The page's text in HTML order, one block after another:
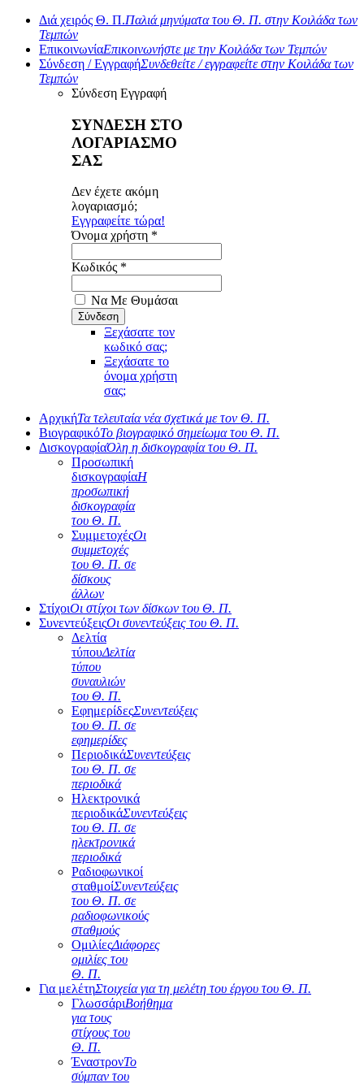
Διά χειρός Θ. Π.Παλιά μηνύματα του Θ. Π. στην Κοιλάδα των
Τεμπών
ΕπικοινωνίαΕπικοινωνήστε με την Κοιλάδα των Τεμπών
Σύνδεση / ΕγγραφήΣυνδεθείτε / εγγραφείτε στην Κοιλάδα των
Τεμπών
Σύνδεση Εγγραφή
ΣΥΝΔΕΣΗ ΣΤΟ
ΛΟΓΑΡΙΑΣΜΟ
ΣΑΣ
Δεν έχετε ακόμη
λογαριασμό;
Εγγραφείτε τώρα!
Όνομα χρήστη *
Κωδικός *
Να Με Θυμάσαι
Ξεχάσατε τον
κωδικό σας;
Ξεχάσατε το
όνομα χρήστη
σας;
ΑρχικήΤα τελευταία νέα σχετικά με τον Θ. Π.
ΒιογραφικόΤο βιογραφικό σημείωμα του Θ. Π.
ΔισκογραφίαΌλη η δισκογραφία του Θ. Π.
Προσωπική
δισκογραφίαΗ
προσωπική
δισκογραφία
του Θ. Π.
ΣυμμετοχέςΟι
συμμετοχές
του Θ. Π. σε
δίσκους
άλλων
ΣτίχοιΟι στίχοι των δίσκων του Θ. Π.
ΣυνεντεύξειςΟι συνεντεύξεις του Θ. Π.
Δελτία
τύπουΔελτία
τύπου
συναυλιών
του Θ. Π.
ΕφημερίδεςΣυνεντεύξεις
του Θ. Π. σε
εφημερίδες
ΠεριοδικάΣυνεντεύξεις
του Θ. Π. σε
περιοδικά
Ηλεκτρονικά
περιοδικάΣυνεντεύξεις
του Θ. Π. σε
ηλεκτρονικά
περιοδικά
Ραδιοφωνικοί
σταθμοίΣυνεντεύξεις
του Θ. Π. σε
ραδιοφωνικούς
σταθμούς
ΟμιλίεςΔιάφορες
ομιλίες του
Θ. Π.
Για μελέτηΣτοιχεία για τη μελέτη του έργου του Θ. Π.
ΓλωσσάριΒοήθημα
για τους
στίχους του
Θ. Π.
ΈναστρονΤο
σύμπαν του